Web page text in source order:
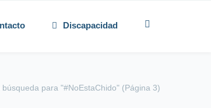
Discapacidad
para "#NoEstaChido" (Página 3)